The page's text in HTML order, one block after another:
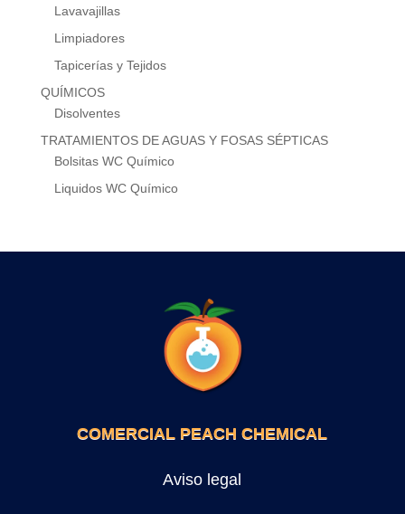
Lavavajillas
Limpiadores
Tapicerías y Tejidos
QUÍMICOS
Disolventes
TRATAMIENTOS DE AGUAS Y FOSAS SÉPTICAS
Bolsitas WC Químico
Liquidos WC Químico
COMERCIAL PEACH CHEMICAL
Aviso legal